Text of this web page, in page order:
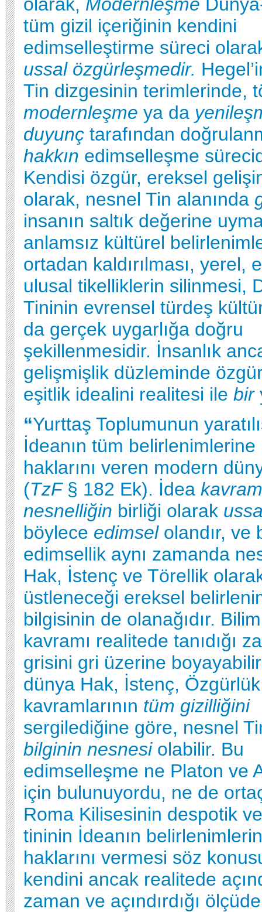
olarak, Modernleşme
tüm gizil içeriğinin kendini
edimselleştirme süreci
ussal özgürleşmedir.
Tin dizgesinin terimlerinde,
modernleşme ya da
duyunç tarafından
hakkın edimselleşme
Kendisi özgür, ereksel
olarak, nesnel Tin alanında
insanın saltık değerine
anlamsız kültürel
ortadan kaldırılması, yerel,
ulusal tikelliklerin silinmesi,
Tininin evrensel türdeş
da gerçek uygarlığa doğru
şekillenmesidir. İnsanlık
gelişmişlik düzleminde
eşitlik idealini realitesi ile bir
“Yurttaş Toplumunun
İdeanın tüm belirlenimlerine
haklarını veren modern
(TzF § 182 Ek). İdea
nesnelliğin birliği olarak
böylece edimsel olandır, ve
edimsellik aynı zamanda
Hak, İstenç ve Törellik
üstleneceği ereksel
bilgisinin de olanağıdır.
kavramı realitede tanıdığı
grisini gri üzerine
dünya Hak, İstenç, Özgürlük
kavramlarının tüm gizilliğini
sergilediğine göre, nesnel
bilginin nesnesi olabilir. Bu
edimselleşme ne Platon ve
için bulunuyordu, ne de
Roma Kilisesinin despotik
tininin İdeanın
haklarını vermesi söz
kendini ancak realitede
zaman ve açındırdığı